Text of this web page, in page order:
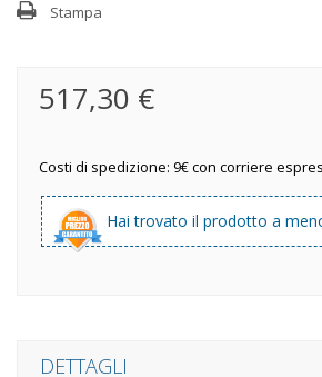
Stampa
517,30 €
Costi di spedizione: 9€ con corriere
Hai trovato il prodotto a
DETTAGLI